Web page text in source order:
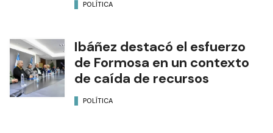
POLÍTICA
Ibáñez destacó el esfuerzo
de Formosa en un contexto
de caída de recursos
POLÍTICA